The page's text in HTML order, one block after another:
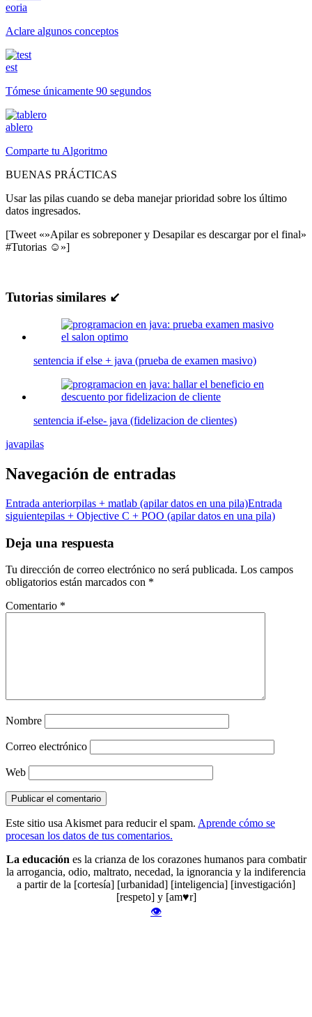
eoria
Aclare algunos conceptos
est
Tómese únicamente 90 segundos
ablero
Comparte tu Algoritmo
BUENAS PRÁCTICAS
Usar las pilas cuando se deba manejar prioridad sobre los último
datos ingresados.
[Tweet «»Apilar es sobreponer y Desapilar es descargar por el final»
#Tutorias ☺»]
Tutorias similares ↙
sentencia if else + java (prueba de examen masivo)
sentencia if-else- java (fidelizacion de clientes)
javapilas
Navegación de entradas
Entrada anteriorpilas + matlab (apilar datos en una pila)Entrada
siguientepilas + Objective C + POO (apilar datos en una pila)
Deja una respuesta
Tu dirección de correo electrónico no será publicada. Los campos
obligatorios están marcados con *
Comentario *
Nombre
Correo electrónico
Web
Este sitio usa Akismet para reducir el spam. Aprende cómo se
procesan los datos de tus comentarios.
La educaciónes la crianza de los corazones humanos para combatir
la arrogancia, odio, maltrato, necedad, la ignorancia y la indiferencia
a partir de la [cortesía] [urbanidad] [inteligencia] [investigación]
[respeto] y [am♥r]
👁